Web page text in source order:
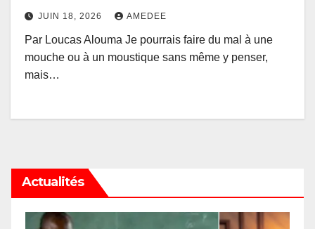
JUIN 18, 2026 AMEDEE
Par Loucas Alouma Je pourrais faire du mal à une
mouche ou à un moustique sans même y penser,
mais…
Actualités